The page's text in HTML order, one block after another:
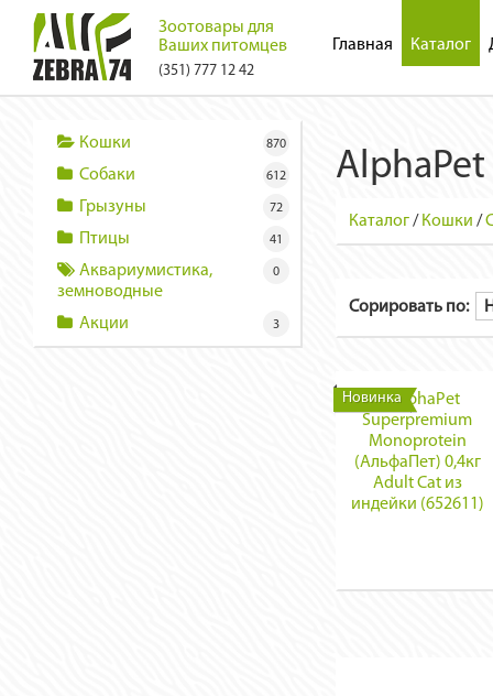
Зоотовары для
Ваших питомцев
(351) 777 12 42
Главная Каталог
Кошки 870
Собаки 612
Грызуны 72
Птицы 41
Аквариумистика,
земноводные
0
Акции 3
Каталог/ Кошки /
Сорировать по:
Новинка